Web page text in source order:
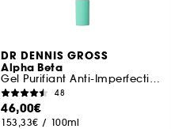
DR DENNIS GROSS
Alpha Beta
Gel Purifiant Anti-Imperfections
48
46,00€
153,33€ / 100ml